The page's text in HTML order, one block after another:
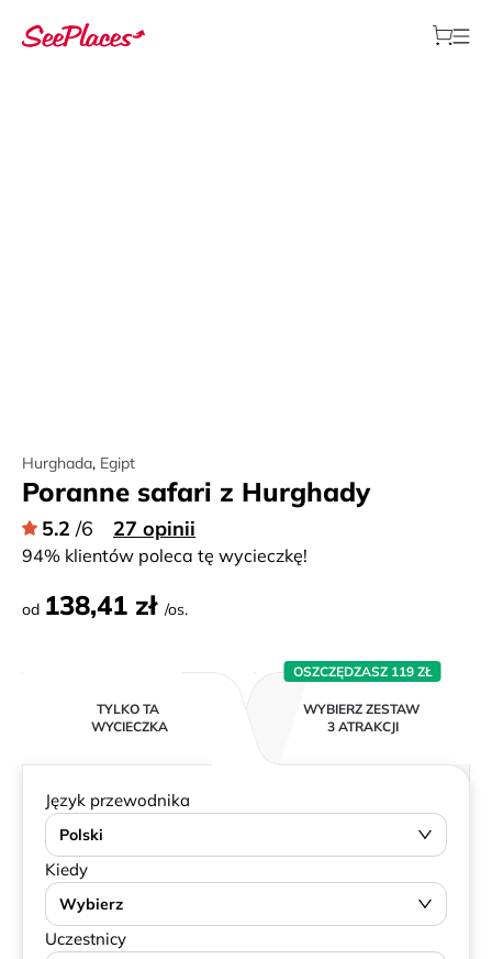
Hurghada, Egipt
Poranne safari z Hurghady
5.2 /6 27 opinii
94% klientów poleca tę wycieczkę!
od 138,41 zł /os.
TYLKO TA
WYCIECZKA
WYBIERZ ZESTAW
3 ATRAKCJI
OSZCZĘDZASZ 119 ZŁ
Język przewodnika
Polski
Kiedy
Wybierz
Uczestnicy